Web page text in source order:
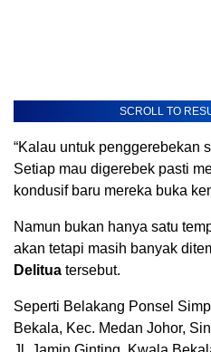
SCROLL TO
“Kalau untuk penggerebekan
Setiap mau digerebek pasti
kondusif baru mereka buka
Namun bukan hanya satu
akan tetapi masih banyak
Delitua tersebut.
Seperti Belakang Ponsel
Bekala, Kec. Medan Johor,